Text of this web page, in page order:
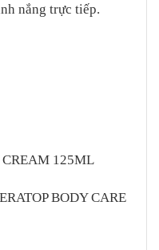
nắng trực tiếp.
CREAM 125ML
BODY CARE